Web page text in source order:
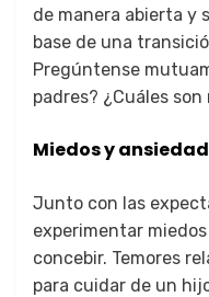
de manera abierta y
base de una
Pregúntense
padres? ¿Cuáles
Miedos y
Junto con las
experimentar
concebir. Temores
para cuidar de un